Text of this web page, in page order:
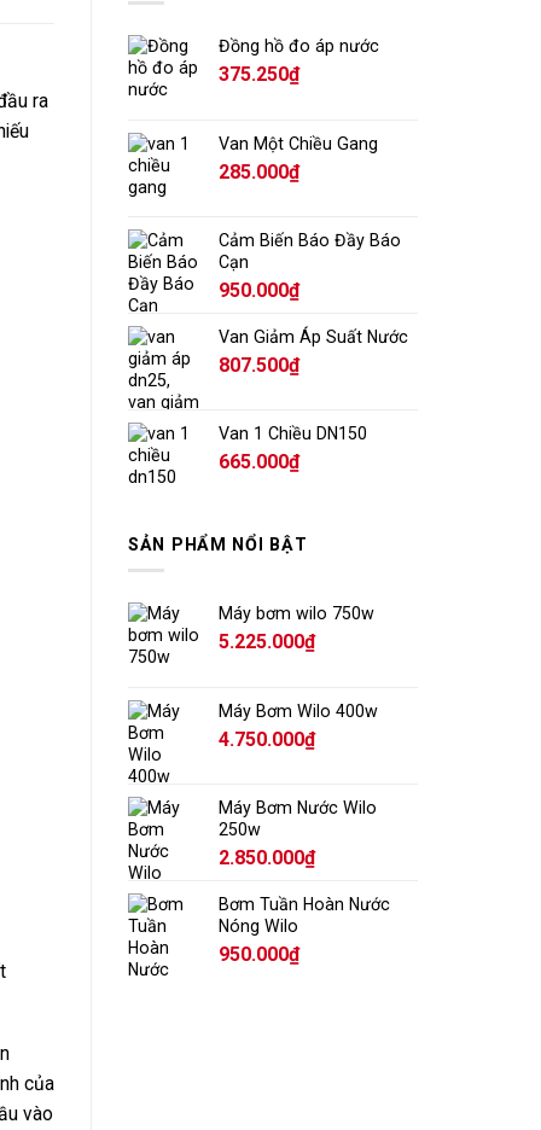
Đồng hồ đo áp nước
375.250₫
Van Một Chiều Gang
285.000₫
Cảm Biến Báo Đầy Báo
Cạn
950.000₫
Van Giảm Áp Suất Nước
807.500₫
Van 1 Chiều DN150
665.000₫
SẢN PHẨM NỔI BẬT
Máy bơm wilo 750w
5.225.000₫
Máy Bơm Wilo 400w
4.750.000₫
Máy Bơm Nước Wilo
250w
2.850.000₫
Bơm Tuần Hoàn Nước
Nóng Wilo
950.000₫
ra
của
vào